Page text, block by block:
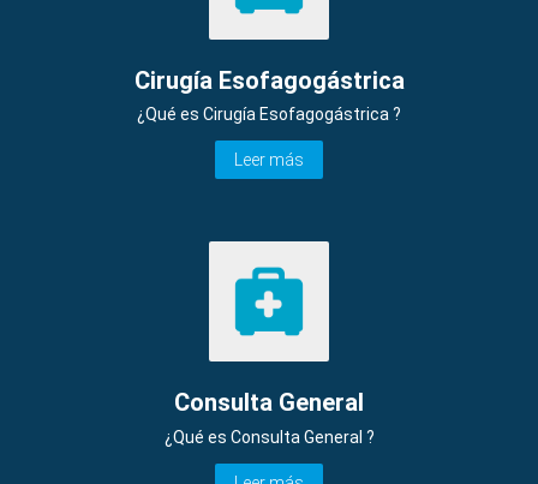
Cirugía Esofagogástrica
¿Qué es Cirugía Esofagogástrica ?
Leer más
Consulta General
¿Qué es Consulta General ?